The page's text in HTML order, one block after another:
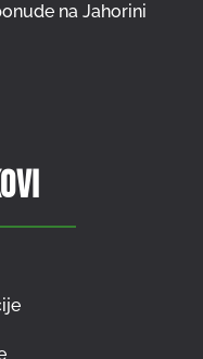
na Jahorini